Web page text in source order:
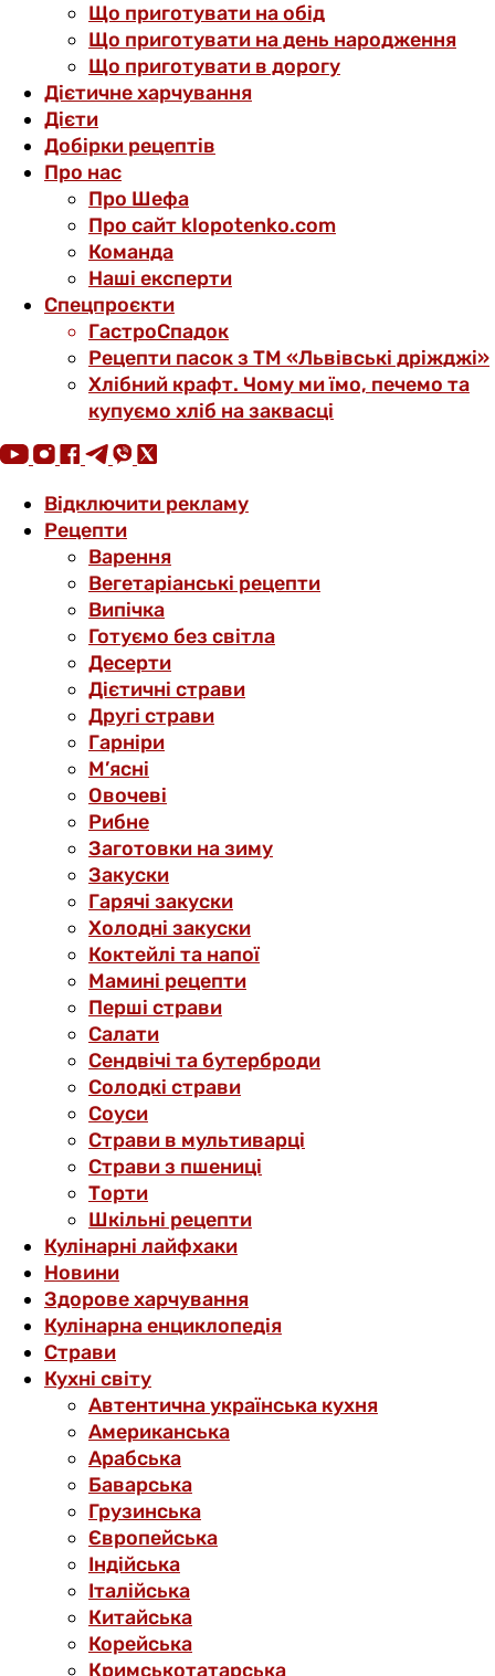
Що приготувати на обід
Що приготувати на день народження
Що приготувати в дорогу
Дієтичне харчування
Дієти
Добірки рецептів
Про нас
Про Шефа
Про сайт klopotenko.com
Команда
Наші експерти
Спецпроєкти
ГастроСпадок
Рецепти пасок з ТМ «Львівські дріжджі»
Хлібний крафт. Чому ми їмо, печемо та
купуємо хліб на заквасці
Відключити рекламу
Рецепти
Варення
Вегетаріанські рецепти
Випічка
Готуємо без світла
Десерти
Дієтичні страви
Другі страви
Гарніри
М’ясні
Овочеві
Рибне
Заготовки на зиму
Закуски
Гарячі закуски
Холодні закуски
Коктейлі та напої
Мамині рецепти
Перші страви
Салати
Сендвічі та бутерброди
Солодкі страви
Соуси
Страви в мультиварці
Страви з пшениці
Торти
Шкільні рецепти
Кулінарні лайфхаки
Новини
Здорове харчування
Кулінарна енциклопедія
Страви
Кухні світу
Автентична українська кухня
Американська
Арабська
Баварська
Грузинська
Європейська
Індійська
Італійська
Китайська
Корейська
Кримськотатарська